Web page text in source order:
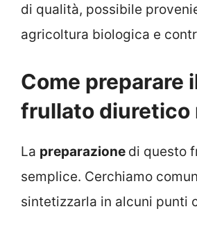
di qualità, possibile
agricoltura biologica e
Come preparare
frullato diuretico
La preparazione di questo
semplice. Cerchiamo
sintetizzarla in alcuni punti